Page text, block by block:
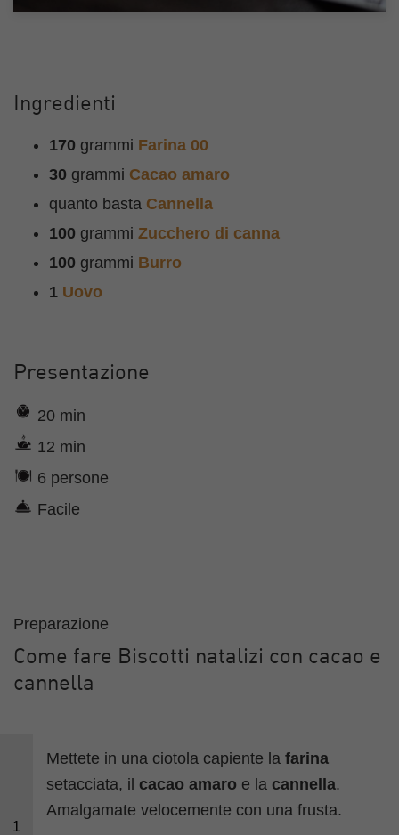
Ingredienti
170 grammi Farina 00
30 grammi Cacao amaro
quanto basta Cannella
100 grammi Zucchero di canna
100 grammi Burro
1 Uovo
Presentazione
20 min
12 min
6 persone
Facile
Preparazione
Come fare Biscotti natalizi con cacao e
cannella
1
Mettete in una ciotola capiente lafarina
setacciata, il cacao amaro e la cannella.
Amalgamate velocemente con una frusta.